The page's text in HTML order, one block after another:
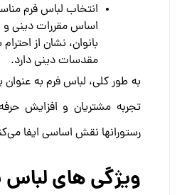
انتخاب لباس فرم
اساس مقررات دینی و
بانوان، نشان از
مقدسات دینی دارد.
به طور کلی، لباس فرم به عنوان
تجربه مشتریان و افزایش
رستورانها نقش اساسی ایفا
ویژگی های لباس